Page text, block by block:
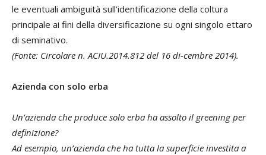
le eventuali ambiguità sull’identificazione della coltura
principale ai fini della diversificazione su ogni singolo ettaro
di seminativo.
(Fonte: Circolare n. ACIU.2014.812 del 16 di-cembre 2014).
Azienda con solo erba
Un’azienda che produce solo erba ha assolto il greening per
definizione?
Ad esempio, un’azienda che ha tutta la superficie investita a